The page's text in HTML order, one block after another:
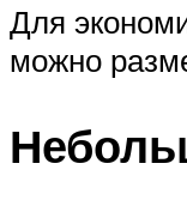
Для
можно